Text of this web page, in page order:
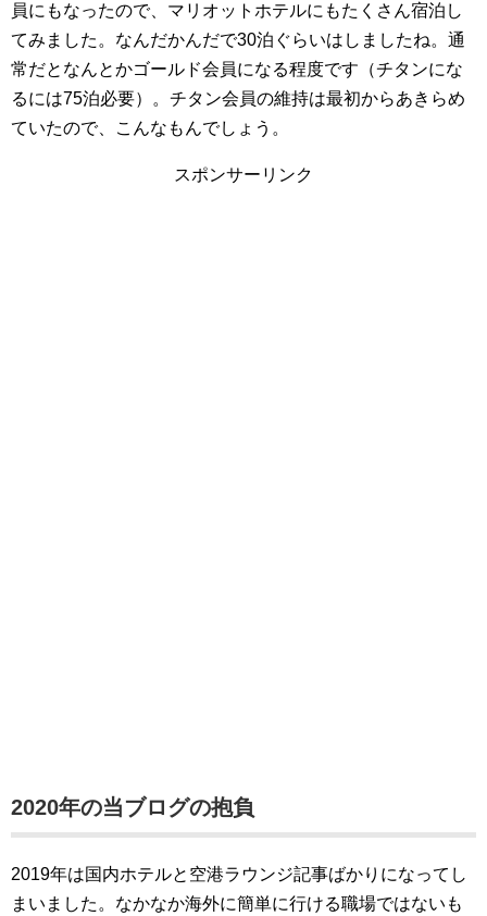
員にもなったので、マリオットホテルにもたくさん宿泊し
てみました。なんだかんだで30泊ぐらいはしましたね。通
常だとなんとかゴールド会員になる程度です（チタンにな
るには75泊必要）。チタン会員の維持は最初からあきらめ
ていたので、こんなもんでしょう。
スポンサーリンク
2020年の当ブログの抱負
2019年は国内ホテルと空港ラウンジ記事ばかりになってし
まいました。なかなか海外に簡単に行ける職場ではないも